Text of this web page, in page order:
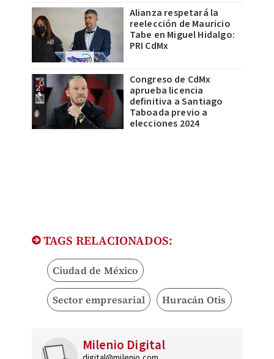
Alianza respetará la
reelección de Mauricio
Tabe en Miguel Hidalgo:
PRI CdMx
Congreso de CdMx
aprueba licencia
definitiva a Santiago
Taboada previo a
elecciones 2024
TAGS RELACIONADOS:
Ciudad de México
Sector empresarial Huracán Otis
Milenio Digital